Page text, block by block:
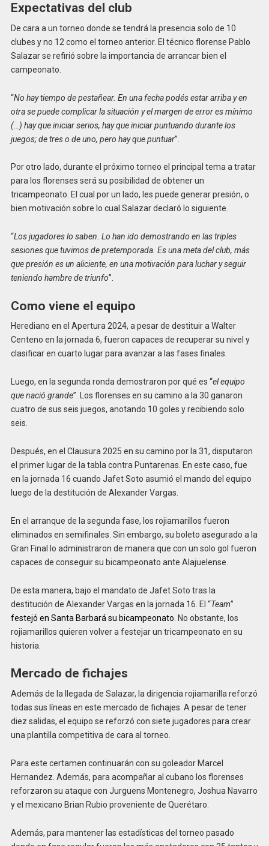
Expectativas del club
De cara a un torneo donde se tendrá la presencia solo de 10
clubes y no 12 como el torneo anterior. El técnico florense Pablo
Salazar se refirió sobre la importancia de arrancar bien el
campeonato.
“No hay tiempo de pestañear. En una fecha podés estar arriba y en
otra se puede complicar la situación y el margen de error es mínimo
(…) hay que iniciar serios, hay que iniciar puntuando durante los
juegos; de tres o de uno, pero hay que puntuar”.
Por otro lado, durante el próximo torneo el principal tema a tratar
para los florenses será su posibilidad de obtener un
tricampeonato. El cual por un lado, les puede generar presión, o
bien motivación sobre lo cual Salazar declaró lo siguiente.
“Los jugadores lo saben. Lo han ido demostrando en las triples
sesiones que tuvimos de pretemporada. Es una meta del club, más
que presión es un aliciente, en una motivación para luchar y seguir
teniendo hambre de triunfo”.
Como viene el equipo
Herediano en el Apertura 2024, a pesar de destituir a Walter
Centeno en la jornada 6, fueron capaces de recuperar su nivel y
clasificar en cuarto lugar para avanzar a las fases finales.
Luego, en la segunda ronda demostraron por qué es “el equipo
que nació grande”. Los florenses en su camino a la 30 ganaron
cuatro de sus seis juegos, anotando 10 goles y recibiendo solo
seis.
Después, en el Clausura 2025 en su camino por la 31, disputaron
el primer lugar de la tabla contra Puntarenas. En este caso, fue
en la jornada 16 cuando Jafet Soto asumió el mando del equipo
luego de la destitución de Alexander Vargas.
En el arranque de la segunda fase, los rojiamarillos fueron
eliminados en semifinales. Sin embargo, su boleto asegurado a la
Gran Final lo administraron de manera que con un solo gol fueron
capaces de conseguir su bicampeonato ante Alajuelense.
De esta manera, bajo el mandato de Jafet Soto tras la
destitución de Alexander Vargas en la jornada 16. El “Team”
festejó en Santa Barbará su bicampeonato . No obstante, los
rojiamarillos quieren volver a festejar un tricampeonato en su
historia.
Mercado de fichajes
Además de la llegada de Salazar, la dirigencia rojiamarilla reforzó
todas sus líneas en este mercado de fichajes. A pesar de tener
diez salidas, el equipo se reforzó con siete jugadores para crear
una plantilla competitiva de cara al torneo.
Para este certamen continuarán con su goleador Marcel
Hernandez. Además, para acompañar al cubano los florenses
reforzaron su ataque con Jurguens Montenegro, Joshua Navarro
y el mexicano Brian Rubio proveniente de Querétaro.
Además, para mantener las estadísticas del torneo pasado